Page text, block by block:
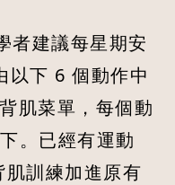
者建議每星期安
以下 6 個動作中
肌菜單，每個動
。已經有運動
訓練加進原有